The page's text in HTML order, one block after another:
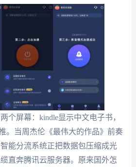
个屏幕：kindle显示中文电子书，
。当周杰伦《最伟大的作品》前奏
能分流系统正把数据包压缩成光
直奔腾讯云服务器。原来国外怎